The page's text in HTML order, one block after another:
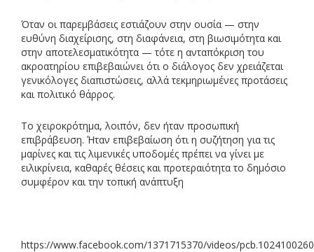
Όταν οι παρεμβάσεις εστιάζουν στην ουσία — στην
ευθύνη διαχείρισης, στη διαφάνεια, στη βιωσιμότητα και
στην αποτελεσματικότητα — τότε η ανταπόκριση του
ακροατηρίου επιβεβαιώνει ότι ο διάλογος δεν χρειάζεται
γενικόλογες διαπιστώσεις, αλλά τεκμηριωμένες προτάσεις
και πολιτικό θάρρος.
Το χειροκρότημα, λοιπόν, δεν ήταν προσωπική
επιβράβευση. Ήταν επιβεβαίωση ότι η συζήτηση για τις
μαρίνες και τις λιμενικές υποδομές πρέπει να γίνει με
ειλικρίνεια, καθαρές θέσεις και προτεραιότητα το δημόσιο
συμφέρον και την τοπική ανάπτυξη
https://www.facebook.com/1371715370/videos/